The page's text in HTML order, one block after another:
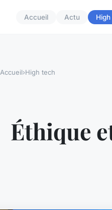
Accueil Actu
Accueil›High tech
Éthique